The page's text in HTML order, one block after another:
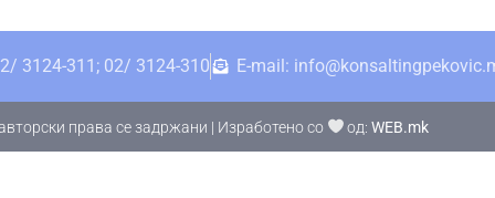
3124-311; 02/ 3124-310 E-mail:
права се задржани | Изработено со од:WEB.mk